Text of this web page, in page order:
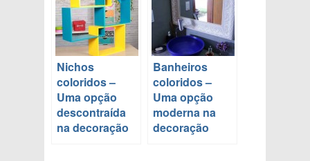
Nichos
coloridos –
Uma opção
descontraída
na decoração
Banheiros
coloridos –
Uma opção
moderna na
decoração